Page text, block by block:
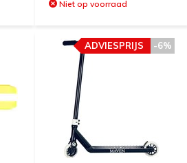
Niet op voorraad
-6%
ADVIESPRIJS